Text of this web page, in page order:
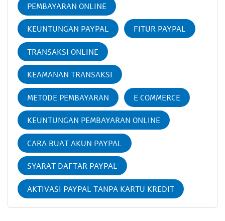
PEMBAYARAN ONLINE
KEUNTUNGAN PAYPAL FITUR PAYPAL
TRANSAKSI ONLINE
KEAMANAN TRANSAKSI
METODE PEMBAYARAN E COMMERCE
KEUNTUNGAN PEMBAYARAN ONLINE
CARA BUAT AKUN PAYPAL
SYARAT DAFTAR PAYPAL
AKTIVASI PAYPAL TANPA KARTU KREDIT